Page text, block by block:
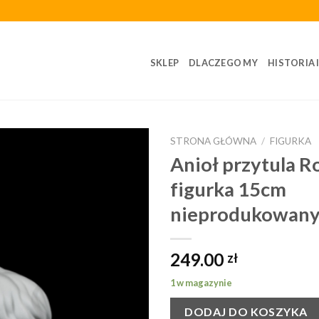
SKLEP DLACZEGO MY HISTORIA
STRONA GŁÓWNA / FIGURKA
Anioł przytula
figurka 15cm
249.00 zł
1 w magazynie
DODAJ DO KOSZYKA